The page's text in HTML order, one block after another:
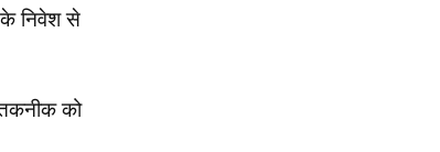
के निवेश से
तकनीक को